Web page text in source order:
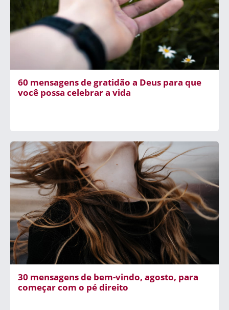
60 mensagens de gratidão a Deus para que
você possa celebrar a vida
30 mensagens de bem-vindo, agosto, para
começar com o pé direito